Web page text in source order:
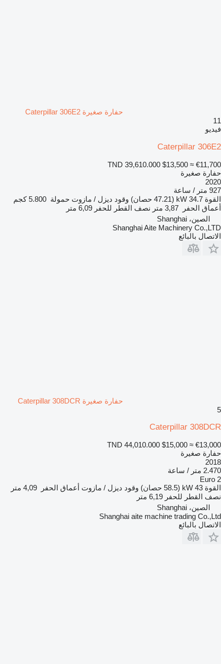
حفارة صغيرة Caterpillar 306E2
11
فيديو
Caterpillar 306E2
TND 39,610.000 $13,500 ≈ €11,700
حفارة صغيرة
2020
927 متر / ساعة
القوة 34.7 kW (47.21 حصان) وقود ديزل / مازوت حمولة 5.800 كجم
أعماق الحفر
3,87 متر نصف القطر للحفر 6,09 متر
الصين، Shanghai
Shanghai Aite Machinery Co.,LTD
الاتصال بالبائع
حفارة صغيرة Caterpillar 308DCR
5
Caterpillar 308DCR
TND 44,010.000 $15,000 ≈ €13,000
حفارة صغيرة
2018
2.470 متر / ساعة
Euro 2
القوة 43 kW (58.5 حصان) وقود ديزل / مازوت أعماق الحفر
4,09 متر
نصف القطر للحفر 6,19 متر
الصين، Shanghai
Shanghai aite machine trading Co.,Ltd
الاتصال بالبائع